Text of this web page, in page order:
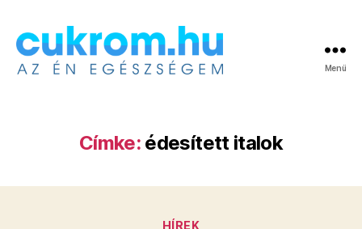
Menü
Címke: édesített italok
Kategóriák
HÍREK